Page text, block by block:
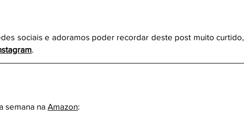
sociais e adoramos poder recordar deste post muito curtido,
.
semana na Amazon: